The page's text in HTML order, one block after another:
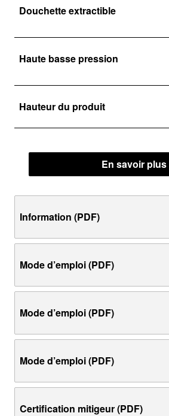
Douchette extractible
Haute basse pression
Hauteur du produit
En savoir plus
Information (PDF)
Mode d’emploi (PDF)
Mode d’emploi (PDF)
Mode d’emploi (PDF)
Certification mitigeur (PDF)